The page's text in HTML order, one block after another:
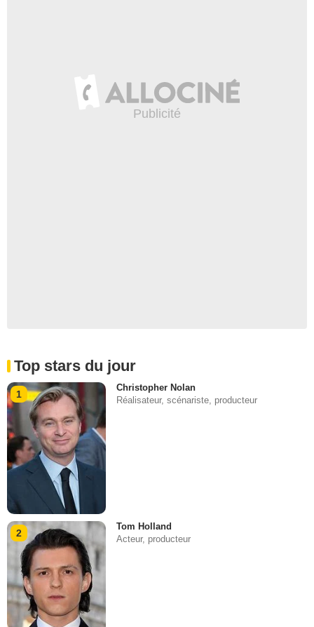
Top stars du jour
1
Christopher Nolan
Réalisateur, scénariste, producteur
2
Tom Holland
Acteur, producteur